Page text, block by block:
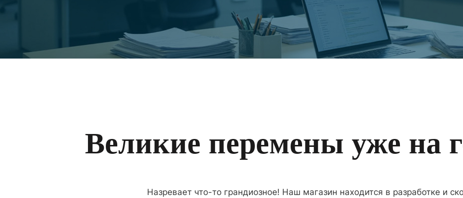
Великие перемены уже на
Назревает что-то грандиозное! Наш магазин находится в разработке и